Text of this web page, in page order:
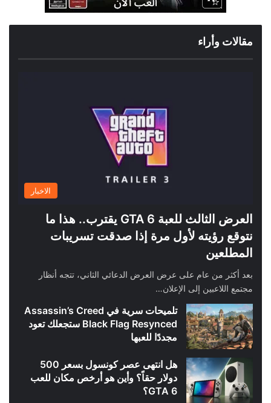
مقالات وأراء
الاخبار
العرض الثالث للعبة GTA 6 يقترب.. هذا ما
نتوقع رؤيته لأول مرة إذا صدقت تسريبات
المطلعين
بعد أكثر من عام على عرض العرض الدعائي الثاني، تتجه أنظار
مجتمع اللاعبين إلى الإعلان…
تلميحات سرية في Assassin’s Creed
Black Flag Resynced ستجعلك تعود
مجددًا للعبها
هل انتهى عصر كونسول بسعر 500
دولار حقاً؟ وأين هو أرخص مكان للعب
GTA 6؟